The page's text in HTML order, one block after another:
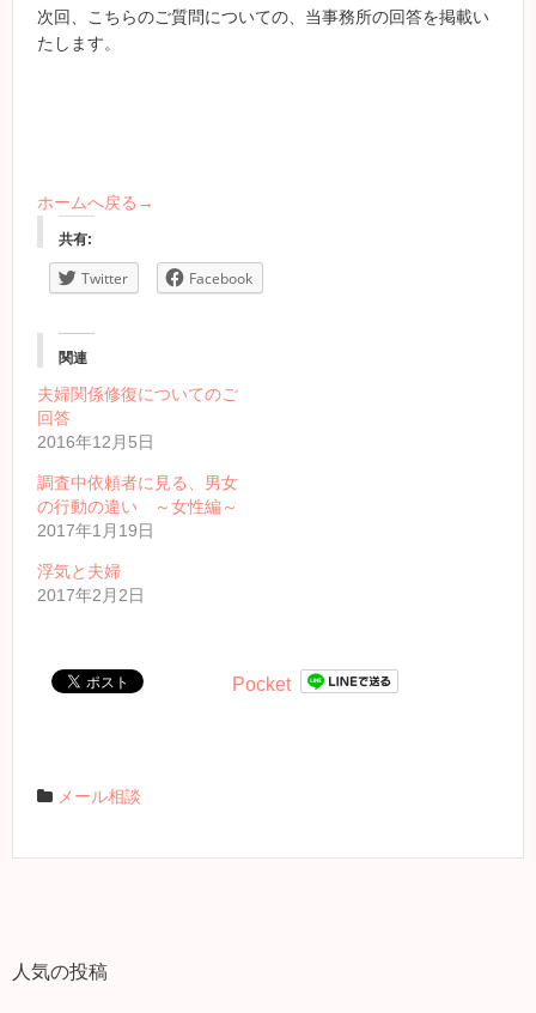
次回、こちらのご質問についての、当事務所の回答を掲載い
たします。
ホームへ戻る→
共有:
Twitter Facebook
関連
夫婦関係修復についてのご
回答
2016年12月5日
調査中依頼者に見る、男女
の行動の違い ～女性編～
2017年1月19日
浮気と夫婦
2017年2月2日
Pocket
メール相談
人気の投稿